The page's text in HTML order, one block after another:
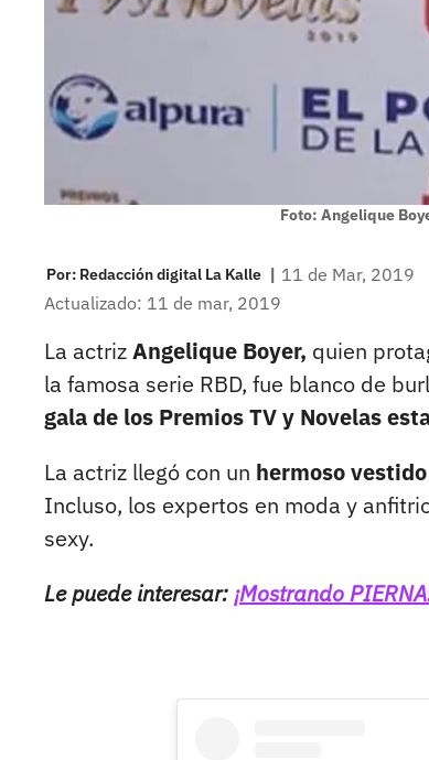
Foto: Angelique
Por: Redacción digital La Kalle | 11 de Mar, 2019
Actualizado: 11 de mar, 2019
La actrizAngelique Boyer, quien
la famosa serie RBD, fue blanco de
gala de los Premios TV y Novelas
La actriz llegó con un hermoso
Incluso, los expertos en moda y
sexy.
Le puede interesar: ¡Mostrando